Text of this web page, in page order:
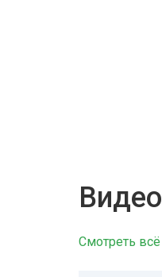
Видео
Смотреть всё